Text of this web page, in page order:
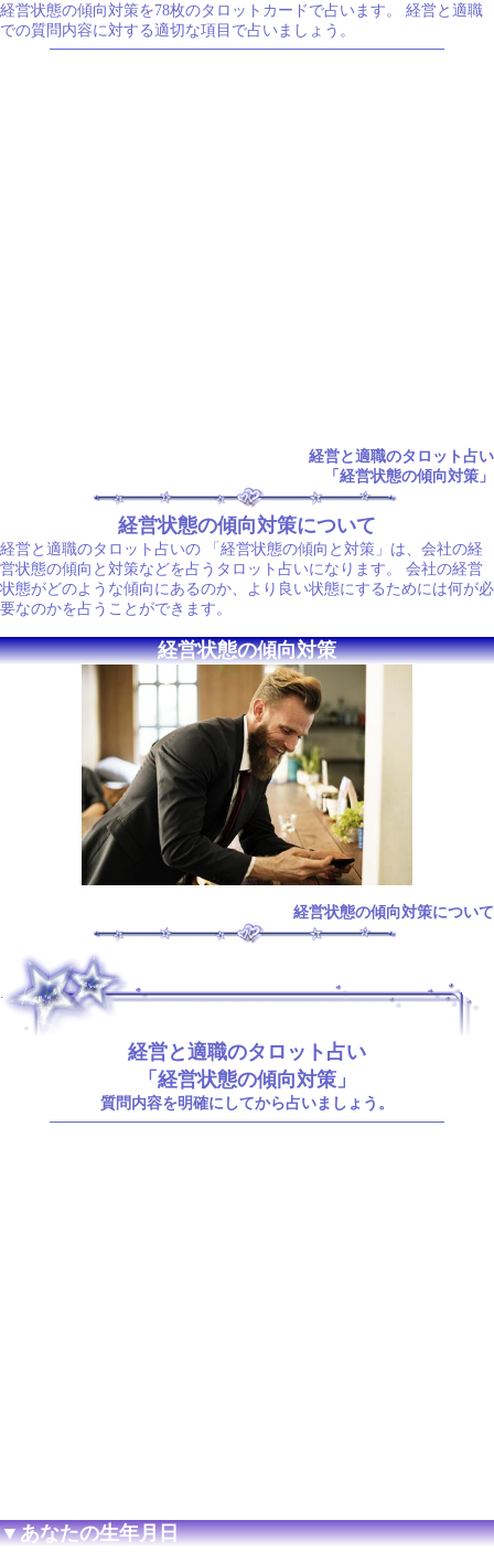
経営状態の傾向対策を78枚のタロットカードで占います。 経営と適職
での質問内容に対する適切な項目で占いましょう。
経営と適職のタロット占い
「経営状態の傾向対策」
経営状態の傾向対策について
経営と適職のタロット占いの 「経営状態の傾向と対策」は、会社の経
営状態の傾向と対策などを占うタロット占いになります。 会社の経営
状態がどのような傾向にあるのか、より良い状態にするためには何が必
要なのかを占うことができます。
経営状態の傾向対策
経営状態の傾向対策について
経営と適職のタロット占い
「経営状態の傾向対策」
質問内容を明確にしてから占いましょう。
▼あなたの生年月日